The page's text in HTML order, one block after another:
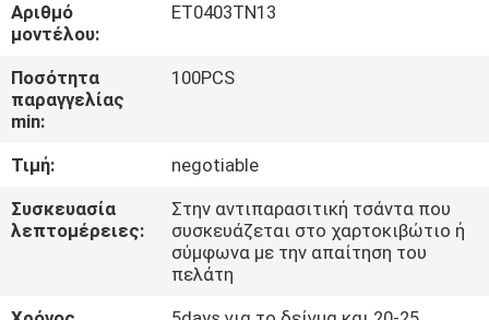
ΓΎΡΟΣ
ΕΡΓΟΣΤΑΣΊΩΝ
ΈΛΕΓΧΟΣ
ΕΠΑΦΉ
Αριθμό
μοντέλου:
ET0403TN13
Ποσότητα
παραγγελίας
min:
100PCS
Τιμή:
negotiable
Συσκευασία
λεπτομέρειες:
Στην αντιπαρασιτική τσάντα που
συσκευάζεται στο χαρτοκιβώτιο ή
σύμφωνα με την απαίτηση του
πελάτη